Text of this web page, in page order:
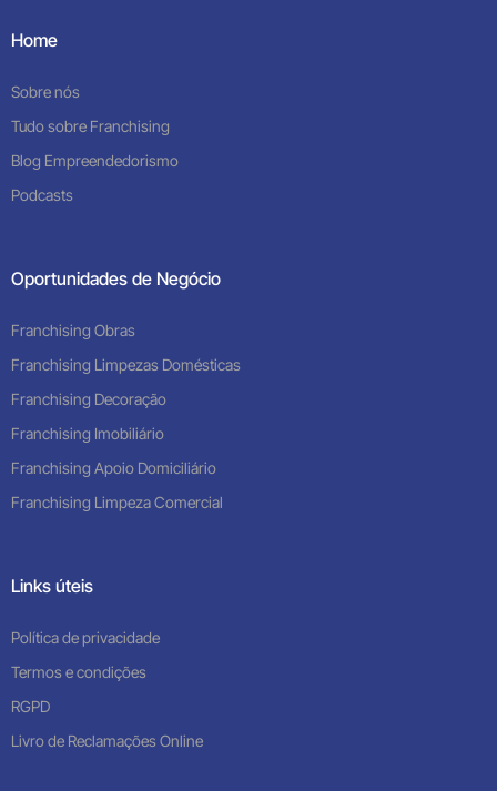
Home
Sobre nós
Tudo sobre Franchising
Blog Empreendedorismo
Podcasts
Oportunidades de Negócio
Franchising Obras
Franchising Limpezas Domésticas
Franchising Decoração
Franchising Imobiliário
Franchising Apoio Domiciliário
Franchising Limpeza Comercial
Links úteis
Política de privacidade
Termos e condições
RGPD
Livro de Reclamações Online